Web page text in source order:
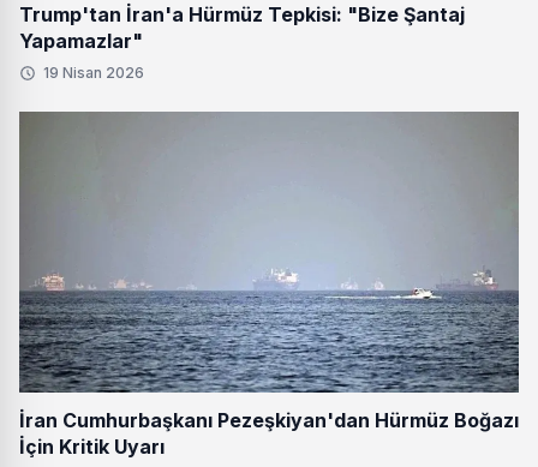
Trump'tan İran'a Hürmüz Tepkisi: "Bize Şantaj
Yapamazlar"
19 Nisan 2026
İran Cumhurbaşkanı Pezeşkiyan'dan Hürmüz Boğazı
İçin Kritik Uyarı